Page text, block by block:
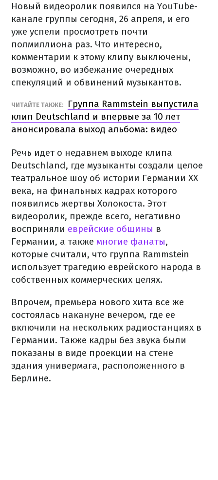
Новый видеоролик появился на YouTube-
канале группы сегодня, 26 апреля, и его
уже успели просмотреть почти
полмиллиона раз. Что интересно,
комментарии к этому клипу выключены,
возможно, во избежание очередных
спекуляций и обвинений музыкантов.
ЧИТАЙТЕ ТАКЖЕ:
Группа Rammstein выпустила
клип Deutschland и впервые за 10 лет
анонсировала выход альбома: видео
Речь идет о недавнем выходе клипа
Deutschland, где музыканты создали целое
театральное шоу об истории Германии XX
века, на финальных кадрах которого
появились жертвы Холокоста. Этот
видеоролик, прежде всего, негативно
восприняли еврейские общины в
Германии, а также многие фанаты,
которые считали, что группа Rammstein
использует трагедию еврейского народа в
собственных коммерческих целях.
Впрочем, премьера нового хита все же
состоялась накануне вечером, где ее
включили на нескольких радиостанциях в
Германии. Также кадры без звука были
показаны в виде проекции на стене
здания универмага, расположенного в
Берлине.